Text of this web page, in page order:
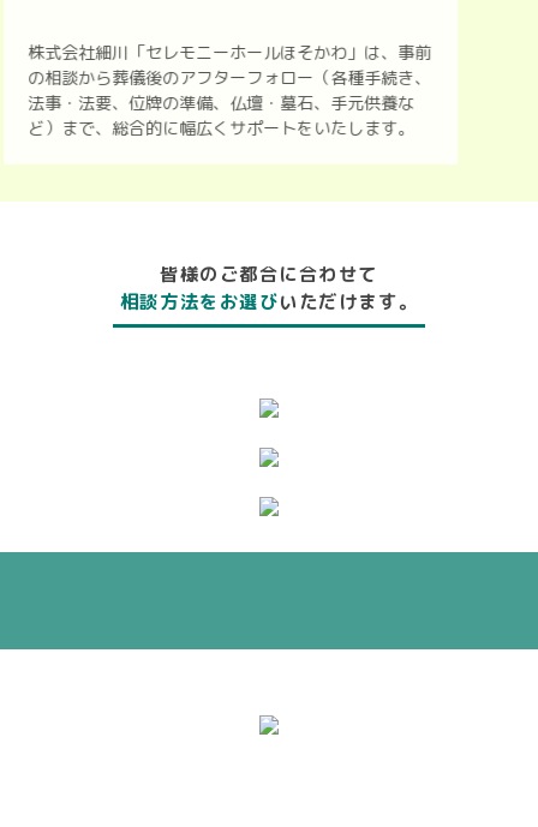
株式会社細川「セレモニーホールほそかわ」は、事前
の相談から葬儀後のアフターフォロー（各種手続き、
法事・法要、位牌の準備、仏壇・墓石、手元供養な
ど）まで、総合的に幅広くサポートをいたします。
皆様のご都合に合わせて
相談方法をお選びいただけます。